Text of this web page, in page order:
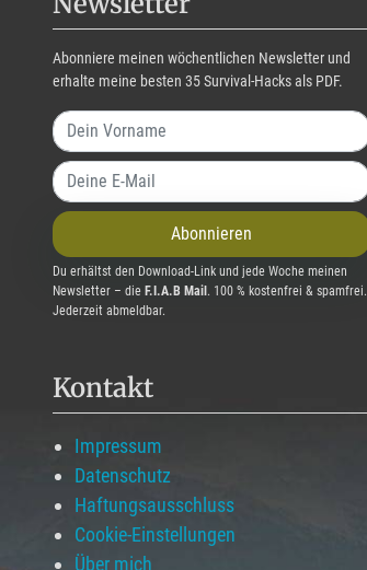
Abonniere meinen wöchentlichen Newsletter und
erhalte meine besten 35 Survival-Hacks als PDF.
Abonnieren
Du erhältst den Download-Link und jede Woche meinen
Newsletter – die F.I.A.B Mail . 100 % kostenfrei & spamfrei.
Jederzeit abmeldbar.
Kontakt
Impressum
Datenschutz
Haftungsausschluss
Cookie-Einstellungen
Über mich